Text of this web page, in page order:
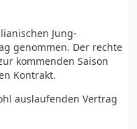
Jung-
genommen. Der rechte
kommenden Saison
Kontrakt.
auslaufenden Vertrag